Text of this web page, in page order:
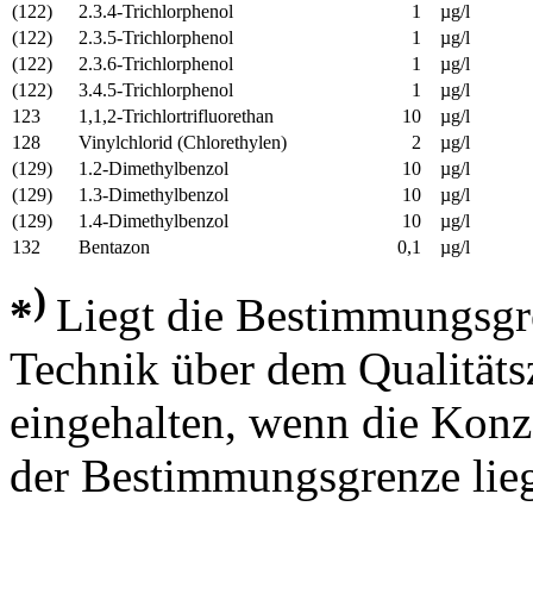
(122)
2.3.4-Trichlorphenol 1
µg/l
(122)
2.3.5-Trichlorphenol 1
µg/l
(122)
2.3.6-Trichlorphenol 1
µg/l
(122)
3.4.5-Trichlorphenol 1
µg/l
123
1,1,2-Trichlortrifluorethan 10
µg/l
128
Vinylchlorid (Chlorethylen) 2
µg/l
(129)
1.2-Dimethylbenzol 10
µg/l
(129)
1.3-Dimethylbenzol 10
µg/l
(129)
1.4-Dimethylbenzol 10
µg/l
132
Bentazon 0,1 µg/l
*) Liegt die
Technik über dem
eingehalten, wenn die
der Bestimmungsgrenze